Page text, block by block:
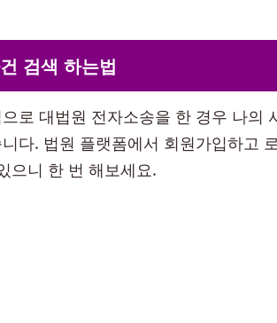
검색 하는법
로 대법원 전자소송을 한 경우 나의
다. 법원 플랫폼에서 회원가입하고
으니 한 번 해보세요.